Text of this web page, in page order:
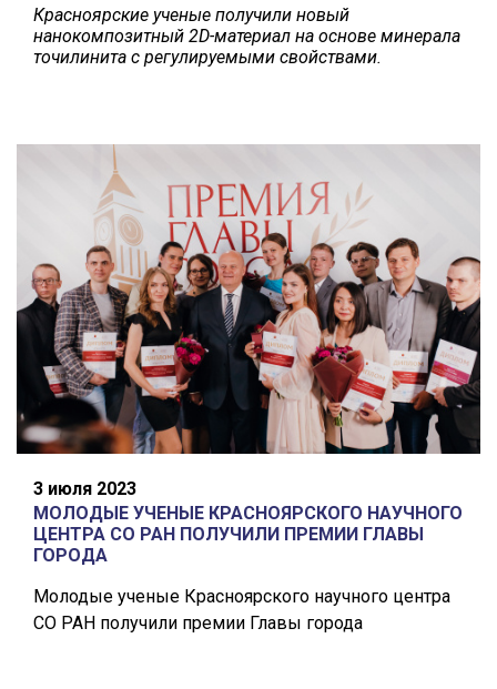
Красноярские ученые получили новый
нанокомпозитный 2D-материал на основе минерала
точилинита с регулируемыми свойствами.
3 июля 2023
МОЛОДЫЕ УЧЕНЫЕ КРАСНОЯРСКОГО НАУЧНОГО
ЦЕНТРА СО РАН ПОЛУЧИЛИ ПРЕМИИ ГЛАВЫ
ГОРОДА
Молодые ученые Красноярского научного центра
СО РАН получили премии Главы города